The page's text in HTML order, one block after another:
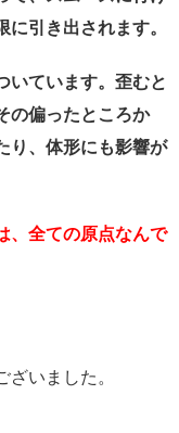
引き出されます。
いています。歪むと
の偏ったところか
り、体形にも影響が
、全ての原点なんで
いました。